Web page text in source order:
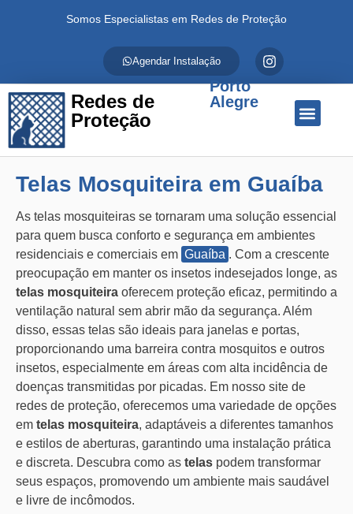
Somos Especialistas em Redes de Proteção
Agendar Instalação
Redes de
Proteção
Porto
Alegre
Telas Mosquiteira em Guaíba
As telas mosquiteiras se tornaram uma solução essencial
para quem busca conforto e segurança em ambientes
residenciais e comerciais em Guaíba . Com a crescente
preocupação em manter os insetos indesejados longe, as
telas mosquiteira oferecem proteção eficaz, permitindo a
ventilação natural sem abrir mão da segurança. Além
disso, essas telas são ideais para janelas e portas,
proporcionando uma barreira contra mosquitos e outros
insetos, especialmente em áreas com alta incidência de
doenças transmitidas por picadas. Em nosso site de
redes de proteção, oferecemos uma variedade de opções
em telas mosquiteira, adaptáveis a diferentes tamanhos
e estilos de aberturas, garantindo uma instalação prática
e discreta. Descubra como as telas podem transformar
seus espaços, promovendo um ambiente mais saudável
e livre de incômodos.